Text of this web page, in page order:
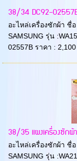
38/34 DC92-
อะไหล่เครื่องซักผ้า ชื่
SAMSUNG รุ่น
02557B ราคา :
38/35 แผงเครื่องซักผ้
อะไหล่เครื่องซักผ้า ชื่
SAMSUNG รุ่น